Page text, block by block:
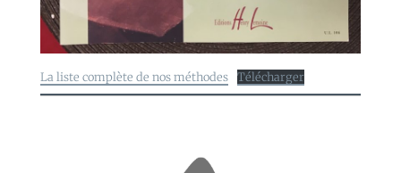
La liste complète de nos méthodes Télécharger